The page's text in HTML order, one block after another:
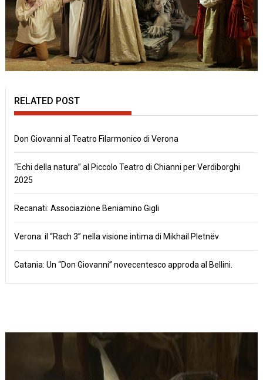
RELATED POST
Don Giovanni al Teatro Filarmonico di Verona
“Echi della natura” al Piccolo Teatro di Chianni per Verdiborghi
2025
Recanati: Associazione Beniamino Gigli
Verona: il “Rach 3” nella visione intima di Mikhail Pletnëv
Catania: Un “Don Giovanni” novecentesco approda al Bellini.